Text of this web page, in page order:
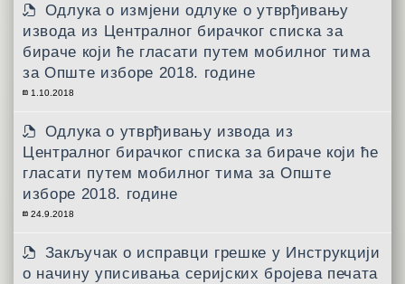
Одлука о измјени одлуке о утврђивању
извода из Централног бирачког списка за
бираче који ће гласати путем мобилног тима
за Опште изборе 2018. године
1.10.2018
Одлука о утврђивању извода из
Централног бирачког списка за бираче који ће
гласати путем мобилног тима за Опште
изборе 2018. године
24.9.2018
Закључак о исправци грешке у Инструкцији
о начину уписивања серијских бројева печата